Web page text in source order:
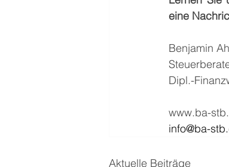
eine
Benjamin
Dipl.-
www.ba-
info@ba-
Aktuelle Beiträge